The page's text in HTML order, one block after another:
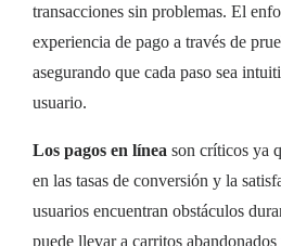
transacciones sin problemas. El
experiencia de pago a través de
asegurando que cada paso sea
usuario.
Los pagos en línea son críticos ya
en las tasas de conversión y la
usuarios encuentran obstáculos
puede llevar a carritos